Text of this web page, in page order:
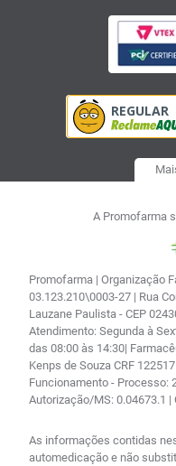
A Promofarma
Promofarma | Organização
03.123.210\0003-27 | Rua
Lauzane Paulista - CEP
Atendimento: Segunda à
das 08:00 às 14:30|
Kenps de Souza CRF
Funcionamento - Processo:
Autorização/MS: 0.04673.1 |
As informações contidas
automedicação e não